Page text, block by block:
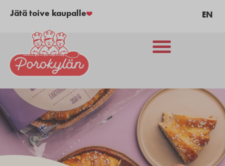
Jätä toive kaupalle EN